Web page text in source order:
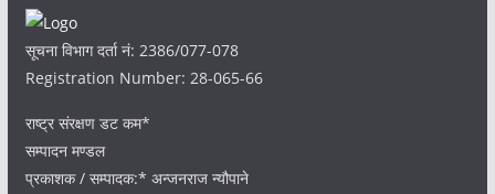
सूचना विभाग दर्ता नं: 2386/077-078
Registration Number: 28-065-66
राष्ट्र संरक्षण डट कम*
सम्पादन मण्डल
प्रकाशक / सम्पादक:* अन्जनराज न्यौपाने